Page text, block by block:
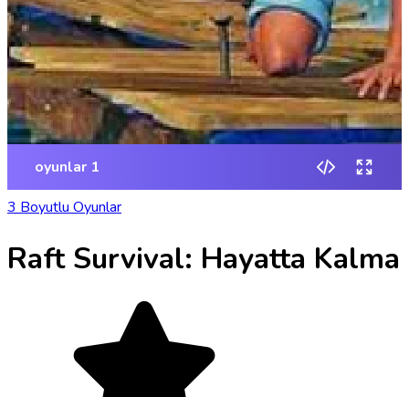
3 Boyutlu Oyunlar
Raft Survival: Hayatta Kalma